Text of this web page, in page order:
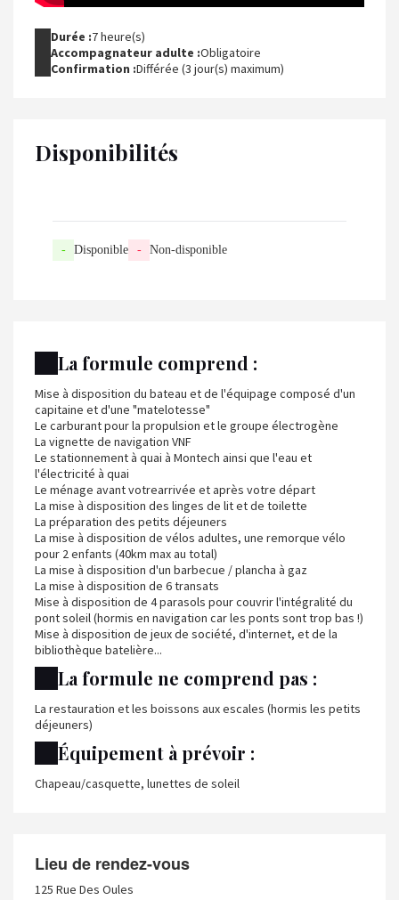
Durée :7 heure(s)
Accompagnateur adulte :Obligatoire
Confirmation :Différée (3 jour(s) maximum)
Disponibilités
- Disponible - Non-disponible
La formule comprend :
Mise à disposition du bateau et de l'équipage composé d'un
capitaine et d'une "matelotesse"
Le carburant pour la propulsion et le groupe électrogène
La vignette de navigation VNF
Le stationnement à quai à Montech ainsi que l'eau et
l'électricité à quai
Le ménage avant votrearrivée et après votre départ
La mise à disposition des linges de lit et de toilette
La préparation des petits déjeuners
La mise à disposition de vélos adultes, une remorque vélo
pour 2 enfants (40km max au total)
La mise à disposition d'un barbecue / plancha à gaz
La mise à disposition de 6 transats
Mise à disposition de 4 parasols pour couvrir l'intégralité du
pont soleil (hormis en navigation car les ponts sont trop bas !)
Mise à disposition de jeux de société, d'internet, et de la
bibliothèque batelière...
La formule ne comprend pas :
La restauration et les boissons aux escales (hormis les petits
déjeuners)
Équipement à prévoir :
Chapeau/casquette, lunettes de soleil
Lieu de rendez-vous
125 Rue Des Oules